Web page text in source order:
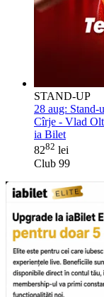
STAND-UP
28 aug: Stand-
Cîrje - Vlad
ia Bilet
8282 lei
Club 99